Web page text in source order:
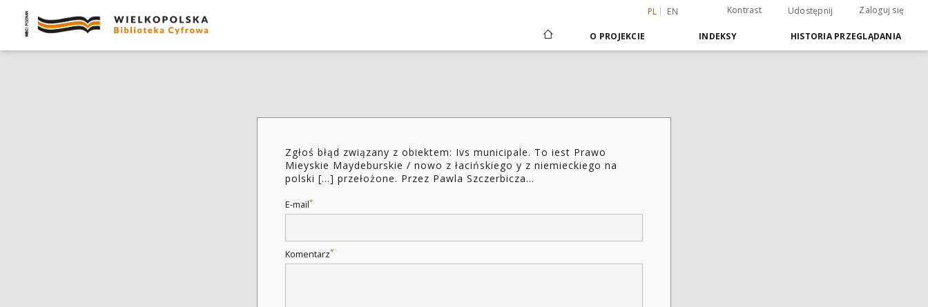
PL EN Kontrast Udostępnij Zaloguj się
O PROJEKCIE INDEKSY HISTORIA PRZEGLĄDANIA
Zgłoś błąd związany z obiektem: Ivs municipale. To iest Prawo
Mieyskie Maydeburskie / nowo z łacińskiego y z niemieckiego na
polski [...] przełożone. Przez Pawla Szczerbicza...
E-mail*
Komentarz*